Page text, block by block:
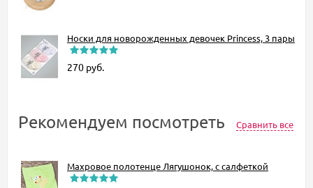
Носки для новорожденных девочек Princess, 3 пары
270 руб.
Рекомендуем посмотреть Сравнить все
Махровое полотенце Лягушонок, с салфеткой